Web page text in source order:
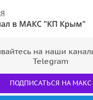
в МАКС "КП Крым"
на наши
Telegram
ПОДПИСАТЬСЯ НА МАКС